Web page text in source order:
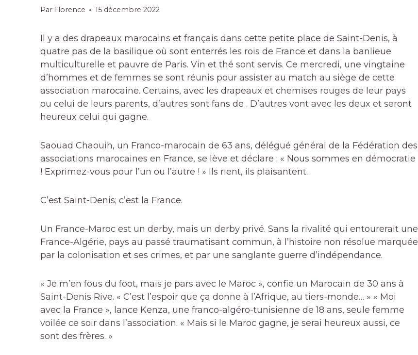
Par Florence 15 décembre 2022
Il y a des drapeaux marocains et français dans cette petite place de Saint-Denis, à
quatre pas de la basilique où sont enterrés les rois de France et dans la banlieue
multiculturelle et pauvre de Paris. Vin et thé sont servis. Ce mercredi, une vingtaine
d’hommes et de femmes se sont réunis pour assister au match au siège de cette
association marocaine. Certains, avec les drapeaux et chemises rouges de leur pays
ou celui de leurs parents, d’autres sont fans de . D’autres vont avec les deux et seront
heureux celui qui gagne.
Saouad Chaouih, un Franco-marocain de 63 ans, délégué général de la Fédération des
associations marocaines en France, se lève et déclare : « Nous sommes en démocratie
! Exprimez-vous pour l’un ou l’autre ! » Ils rient, ils plaisantent.
C’est Saint-Denis; c’est la France.
Un France-Maroc est un derby, mais un derby privé. Sans la rivalité qui entourerait une
France-Algérie, pays au passé traumatisant commun, à l’histoire non résolue marquée
par la colonisation et ses crimes, et par une sanglante guerre d’indépendance.
« Je m’en fous du foot, mais je pars avec le Maroc », confie un Marocain de 30 ans à
Saint-Denis Rive. « C’est l’espoir que ça donne à l’Afrique, au tiers-monde… » « Moi
avec la France », lance Kenza, une franco-algéro-tunisienne de 18 ans, seule femme
voilée ce soir dans l’association. « Mais si le Maroc gagne, je serai heureux aussi, ce
sont des frères. »